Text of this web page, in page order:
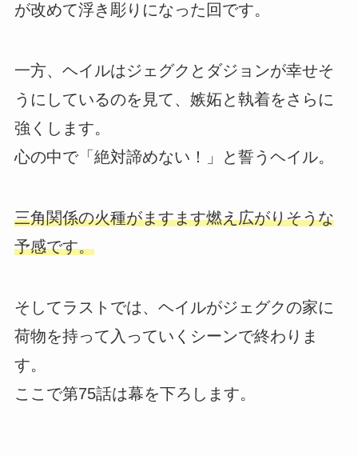
が改めて浮き彫りになった回です。
一方、ヘイルはジェグクとダジョンが幸せそ
うにしているのを見て、嫉妬と執着をさらに
強くします。
心の中で「絶対諦めない！」と誓うヘイル。
三角関係の火種がますます燃え広がりそうな
予感です。
そしてラストでは、ヘイルがジェグクの家に
荷物を持って入っていくシーンで終わりま
す。
ここで第75話は幕を下ろします。